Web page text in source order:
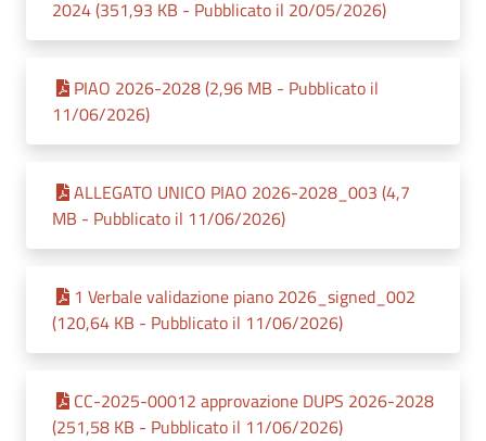
2024 (351,93 KB - Pubblicato il 20/05/2026)
PIAO 2026-2028 (2,96 MB - Pubblicato il
11/06/2026)
ALLEGATO UNICO PIAO 2026-2028_003 (4,7
MB - Pubblicato il 11/06/2026)
1 Verbale validazione piano 2026_signed_002
(120,64 KB - Pubblicato il 11/06/2026)
CC-2025-00012 approvazione DUPS 2026-2028
(251,58 KB - Pubblicato il 11/06/2026)